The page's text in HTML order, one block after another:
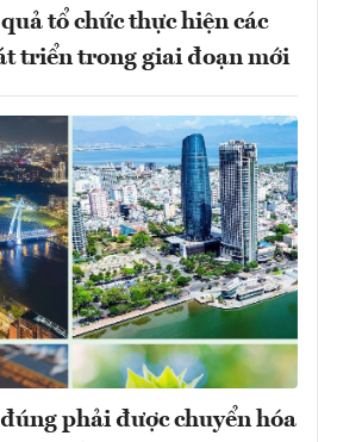
tổ chức thực hiện các
triển trong giai đoạn mới
phải được chuyển hóa